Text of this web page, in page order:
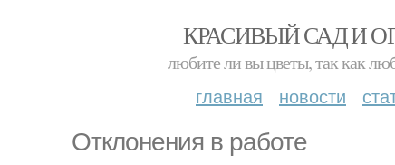
КРАСИВЫЙ САД И
любите ли вы цветы, так как
главная новости
Отклонения в работе